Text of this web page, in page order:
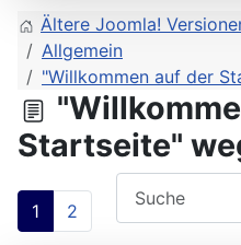
Ältere Joomla!
Allgemein
"Willkommen auf der
Startseite"
1 2